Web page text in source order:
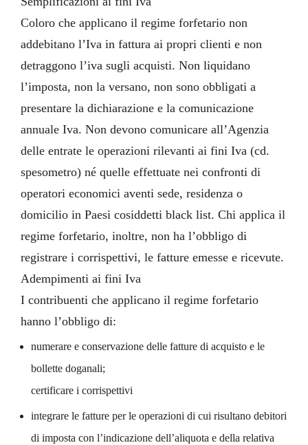
Coloro che applicano il regime forfetario non
addebitano l’Iva in fattura ai propri clienti e non
detraggono l’iva sugli acquisti. Non liquidano
l’imposta, non la versano, non sono obbligati a
presentare la dichiarazione e la comunicazione
annuale Iva. Non devono comunicare all’Agenzia
delle entrate le operazioni rilevanti ai fini Iva (cd.
spesometro) né quelle effettuate nei confronti di
operatori economici aventi sede, residenza o
domicilio in Paesi cosiddetti black list. Chi applica il
regime forfetario, inoltre, non ha l’obbligo di
registrare i corrispettivi, le fatture emesse e ricevute.
Adempimenti ai fini Iva
I contribuenti che applicano il regime forfetario
hanno l’obbligo di:
numerare e conservazione delle fatture di acquisto e le
bollette doganali;
certificare i corrispettivi
integrare le fatture per le operazioni di cui risultano debitori
di imposta con l’indicazione dell’aliquota e della relativa